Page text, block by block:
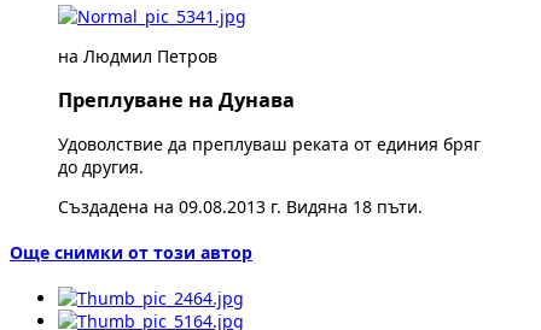
на Людмил Петров
Преплуване на Дунава
Удоволствие да преплуваш реката от единия бряг
до другия.
Създадена на 09.08.2013 г. Видяна 18 пъти.
Още снимки от този автор